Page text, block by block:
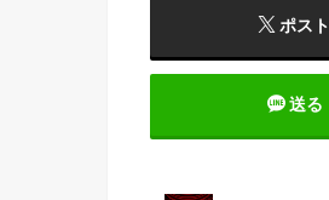
ポスト
送る